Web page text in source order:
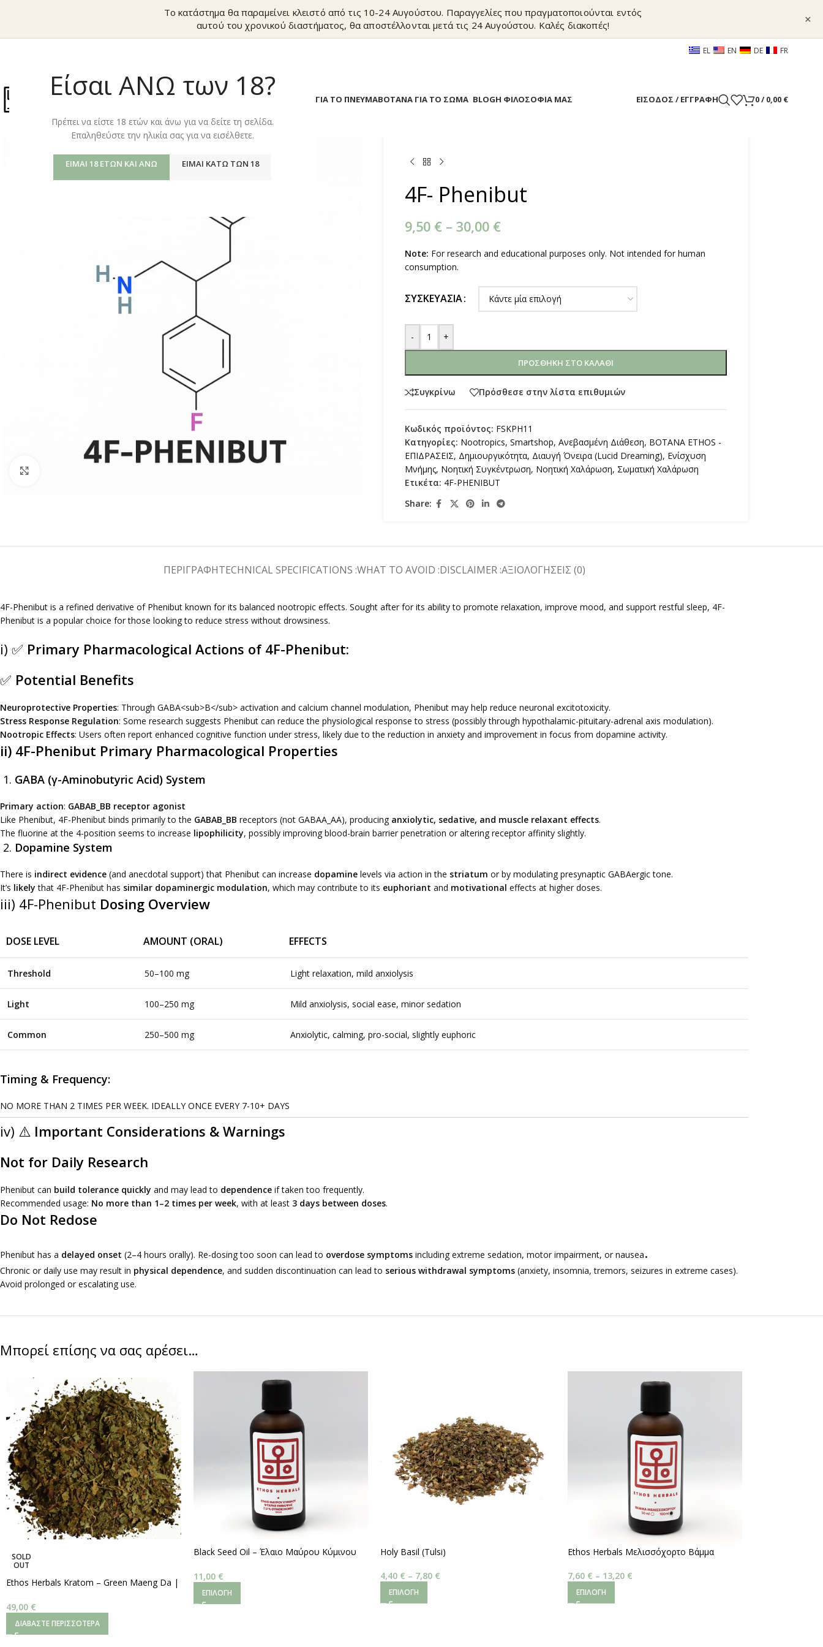
Είσαι ΑΝΩ των 18?
Πρέπει να είστε 18 ετών και άνω για να δείτε τη σελίδα.
Επαληθεύστε την ηλικία σας για να εισέλθετε.
ΕΊΜΑΙ 18 ΕΤΏΝ ΚΑΙ ΆΝΩ ΕΊΜΑΙ ΚΆΤΩ ΤΩΝ 18
Το κατάστημα θα παραμείνει κλειστό από τις 10-24 Αυγούστου. Παραγγελίες που πραγματοποιούνται εντός
αυτού του χρονικού διαστήματος, θα αποστέλλονται μετά τις 24 Αυγούστου. Καλές διακοπές!
×
EL EN DE FR
ΒΟΤΑΝΑ ΓΙΑ ΤΟ ΠΝΕΥΜΑΒΟΤΑΝΑ ΓΙΑ ΤΟ ΣΩΜΑ BLOGΗ ΦΙΛΟΣΟΦΙΑ ΜΑΣ ΕΊΣΟΔΟΣ / ΕΓΓΡΑΦΉ 0/ 0,00 €
4F- Phenibut
9,50 € – 30,00 €
Note: For research and educational purposes only. Not intended for human
consumption.
ΣΥΣΚΕΥΑΣΊΑ
- +
ΠΡΟΣΘΉΚΗ ΣΤΟ ΚΑΛΆΘΙ
Συγκρίνω Πρόσθεσε στην λίστα επιθυμιών
Κωδικός προϊόντος: FSKPH11
Κατηγορίες: Nootropics, Smartshop, Ανεβασμένη Διάθεση, ΒΟΤΑΝΑ ETHOS -
ΕΠΙΔΡΑΣΕΙΣ, Δημιουργικότητα, Διαυγή Όνειρα (Lucid Dreaming), Ενίσχυση
Μνήμης, Νοητική Συγκέντρωση, Νοητική Χαλάρωση, Σωματική Χαλάρωση
Ετικέτα: 4F-PHENIBUT
Share:
ΠΕΡΙΓΡΑΦΉTECHNICAL SPECIFICATIONS :WHAT TO AVOID :DISCLAIMER :ΑΞΙΟΛΟΓΉΣΕΙΣ (0)
4F-Phenibut is a refined derivative of Phenibut known for its balanced nootropic effects. Sought after for its ability to promote relaxation, improve mood, and support restful sleep, 4F-
Phenibut is a popular choice for those looking to reduce stress without drowsiness.
i) ✅ Primary Pharmacological Actions of 4F-Phenibut:
✅ Potential Benefits
Neuroprotective Properties: Through GABA<sub>B</sub> activation and calcium channel modulation, Phenibut may help reduce neuronal excitotoxicity.
Stress Response Regulation: Some research suggests Phenibut can reduce the physiological response to stress (possibly through hypothalamic-pituitary-adrenal axis modulation).
Nootropic Effects: Users often report enhanced cognitive function under stress, likely due to the reduction in anxiety and improvement in focus from dopamine activity.
ii) 4F-Phenibut Primary Pharmacological Properties
1. GABA (γ-Aminobutyric Acid) System
Primary action: GABAB_BB​ receptor agonist
Like Phenibut, 4F-Phenibut binds primarily to the GABAB_BB​ receptors (not GABAA_AA​), producing anxiolytic, sedative, and muscle relaxant effects.
The fluorine at the 4-position seems to increase lipophilicity, possibly improving blood-brain barrier penetration or altering receptor affinity slightly.
2. Dopamine System
There is indirect evidence (and anecdotal support) that Phenibut can increase dopamine levels via action in the striatum or by modulating presynaptic GABAergic tone.
It’s likely that 4F-Phenibut has similar dopaminergic modulation, which may contribute to its euphoriant and motivational effects at higher doses.
iii) 4F-Phenibut Dosing Overview
DOSE LEVEL AMOUNT (ORAL) EFFECTS
Threshold 50–100 mg Light relaxation, mild anxiolysis
Light 100–250 mg Mild anxiolysis, social ease, minor sedation
Common 250–500 mg Anxiolytic, calming, pro-social, slightly euphoric
Timing & Frequency:
NO MORE THAN 2 TIMES PER WEEK. IDEALLY ONCE EVERY 7-10+ DAYS
iv) ⚠️ Important Considerations & Warnings
Not for Daily Research
Phenibut can build tolerance quickly and may lead to dependence if taken too frequently.
Recommended usage: No more than 1–2 times per week, with at least 3 days between doses.
Do Not Redose
Phenibut has a delayed onset (2–4 hours orally). Re-dosing too soon can lead to overdose symptoms including extreme sedation, motor impairment, or nausea.
Chronic or daily use may result in physical dependence, and sudden discontinuation can lead to serious withdrawal symptoms (anxiety, insomnia, tremors, seizures in extreme cases).
Avoid prolonged or escalating use.
Μπορεί επίσης να σας αρέσει…
SOLD
OUT
Ethos Herbals Kratom – Green Maeng Da |
49,00 €
ΔΙΑΒΆΣΤΕ ΠΕΡΙΣΣΌΤΕΡΑ
Black Seed Oil – Έλαιο Μαύρου Κύμινου
100ml
11,00 €
ΕΠΙΛΟΓΉ
Holy Basil (Tulsi)
4,40 € – 7,80 €
ΕΠΙΛΟΓΉ
Ethos Herbals Μελισσόχορτο Βάμμα
7,60 € – 13,20 €
ΕΠΙΛΟΓΉ